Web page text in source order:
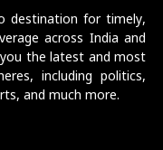
destination for timely,
across India and
the latest and most
including politics,
and much more.